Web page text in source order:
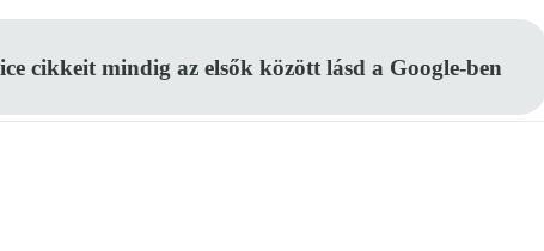
cikkeit mindig az elsők között lásd a Google-ben